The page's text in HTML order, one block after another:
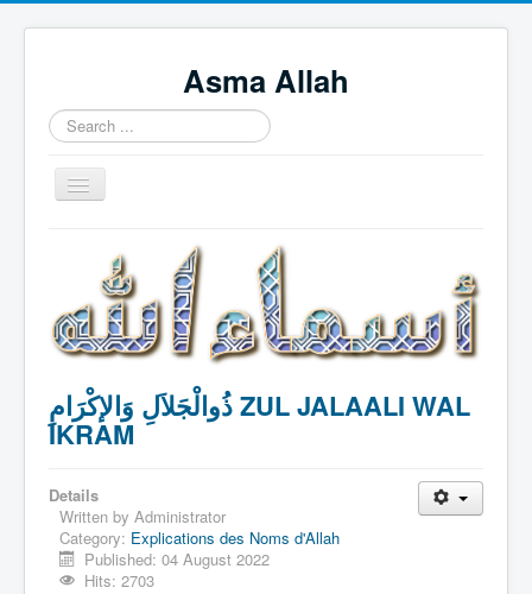
Asma Allah
Search
...
Toggle
Navigation
Intro Videos
Français
中国人
Español
Tagalog
English
Português
ذُوالْجَلاَلِ وَالإكْرَامِ ZUL JALAALI WAL
IKRAM
Details
Written by Administrator
Category: Explications des Noms d'Allah
Published: 04 August 2022
Hits: 2703